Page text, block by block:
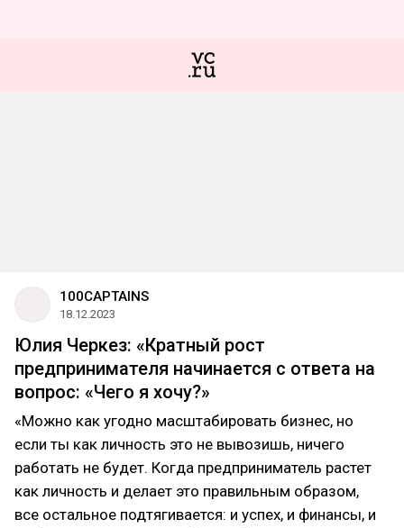
100CAPTAINS
18.12.2023
Юлия Черкез: «Кратный рост
предпринимателя начинается с ответа на
вопрос: «Чего я хочу?»
«Можно как угодно масштабировать бизнес, но
если ты как личность это не вывозишь, ничего
работать не будет. Когда предприниматель растет
как личность и делает это правильным образом,
все остальное подтягивается: и успех, и финансы, и